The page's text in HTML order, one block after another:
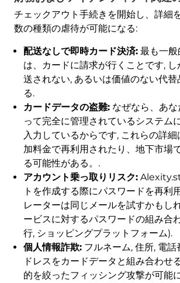
チェックアウト手続きを開始し、詳細
数の種類の虐待が可能になる:
配送なしで即時カード決済:最も一般
は、カードに請求が行くことです,
送されない, あるいは価値のない代替
る.
カードデータの盗難:なぜなら、あな
って完全に管理されているシステム
入力しているからです, これらの詳
加料金で再利用されたり、地下市場
る可能性がある。.
アカウント乗っ取りリスク:
トを作成する際にパスワードを再利
レーターは同じメールを試すかもし
ービスに対するパスワードの組み合
行, ショッピングプラットフォーム).
個人情報詐欺:フルネーム, 住所, 電話
ドレスをカードデータと組み合わせ
的を絞ったフィッシング攻撃が可能